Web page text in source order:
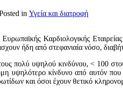
in Υγεία και διατροφή
Καρδιολογικής
ήδη από στεφανιαία νόσο,
πολύ υψηλού κινδύνου, < 100
υψηλότερο κίνδυνο από αυτόν
και όσοι έχουν θετικό